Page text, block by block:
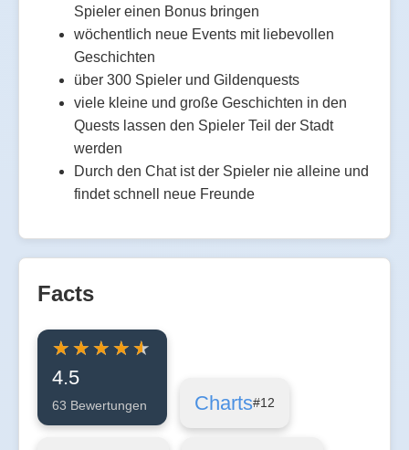
Spieler einen Bonus bringen
wöchentlich neue Events mit liebevollen
Geschichten
über 300 Spieler und Gildenquests
viele kleine und große Geschichten in den
Quests lassen den Spieler Teil der Stadt
werden
Durch den Chat ist der Spieler nie alleine und
findet schnell neue Freunde
Facts
4.5
63 Bewertungen Charts#12